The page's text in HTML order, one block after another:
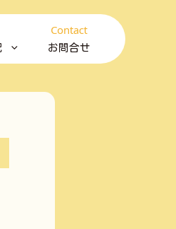
Contact
お問合せ